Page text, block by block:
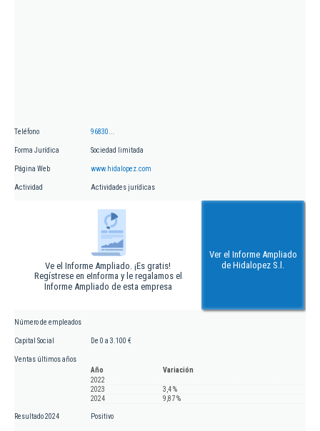
Teléfono 96830...
Forma Jurídica Sociedad limitada
Página Web www.hidalopez.com
Actividad Actividades jurídicas
Ve el Informe Ampliado. ¡Es gratis!
Regístrese en eInforma y le regalamos el
Informe Ampliado de esta empresa
Ver el Informe Ampliado
de Hidalopez S.l.
Número de empleados
Capital Social De 0 a 3.100 €
Ventas últimos años
Año
Variación
2022
2023
3,4 %
2024
9,87 %
Resultado 2024 Positivo